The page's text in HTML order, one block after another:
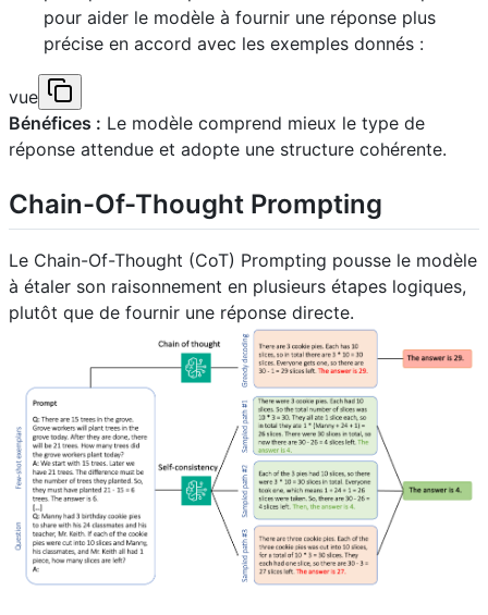
pour aider le modèle à fournir une réponse plus
précise en accord avec les exemples donnés :
vue
Bénéfices : Le modèle comprend mieux le type de
réponse attendue et adopte une structure cohérente.
Chain-Of-Thought Prompting
Le Chain-Of-Thought (CoT) Prompting pousse le modèle
à étaler son raisonnement en plusieurs étapes logiques,
plutôt que de fournir une réponse directe.